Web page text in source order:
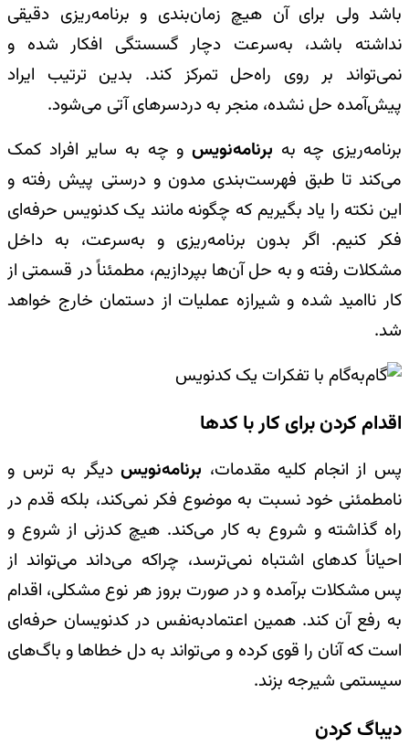
باشد ولی برای آن هیچ زمان‌بندی و برنامه‌ریزی دقیقی
نداشته باشد، به‌سرعت دچار گسستگی افکار شده و
نمی‌تواند بر روی راه‌حل تمرکز کند. بدین ترتیب ایراد
پیش‌آمده حل نشده، منجر به دردسرهای آتی می‌شود.
برنامه‌ریزی چه به برنامه‌نویس و چه به سایر افراد کمک
می‌کند تا طبق فهرست‌بندی مدون و درستی پیش رفته و
این نکته را یاد بگیریم که چگونه مانند یک کدنویس حرفه‌ای
فکر کنیم. اگر بدون برنامه‌ریزی و به‌سرعت، به داخل
مشکلات رفته و به حل آن‌ها بپردازیم، مطمئناً در قسمتی از
کار ناامید شده و شیرازه عملیات از دستمان خارج خواهد
شد.
اقدام کردن برای کار با کدها
پس از انجام کلیه مقدمات، برنامه‌نویسدیگر به ترس و
نامطمئنی خود نسبت به موضوع فکر نمی‌کند، بلکه قدم در
راه گذاشته و شروع به کار می‌کند. هیچ کدزنی از شروع و
احیاناً کدهای اشتباه نمی‌ترسد، چراکه می‌داند می‌تواند از
پس مشکلات برآمده و در صورت بروز هر نوع مشکلی، اقدام
به رفع آن کند. همین اعتمادبه‌نفس در کد‌نویسان حرفه‌ای
است که آنان را قوی کرده و می‌تواند به دل خطاها و باگ‌های
سیستمی شیرجه بزند.
دیباگ کردن